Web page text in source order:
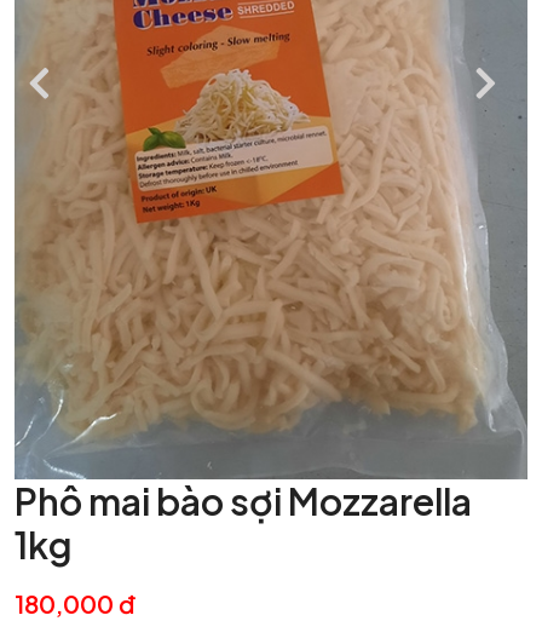
Phô mai bào sợi Mozzarella
1kg
180,000 đ